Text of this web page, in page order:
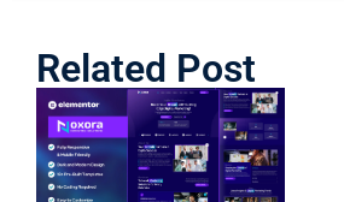
Related Post